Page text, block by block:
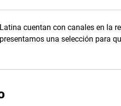
cuentan con canales en la
una selección para